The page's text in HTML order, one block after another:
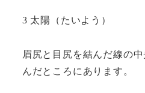
3 太陽（たいよう）
眉尻と目尻を結んだ線の
んだところにあります。